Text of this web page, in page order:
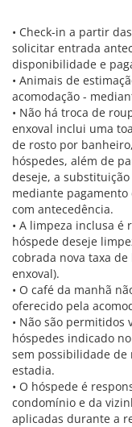
• Check-in a partir
solicitar entrada
disponibilidade e
• Animais de
acomodação -
• Não há troca de
enxoval inclui uma
de rosto por
hóspedes, além de
deseje, a
mediante pagamento
com antecedência.
• A limpeza inclusa é
hóspede deseje
cobrada nova taxa
enxoval).
• O café da manhã
oferecido pela
• Não são permitidos
hóspedes indicado
sem possibilidade
estadia.
• O hóspede é
condomínio e da
aplicadas durante a